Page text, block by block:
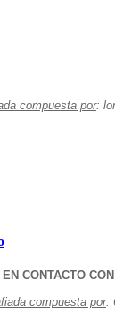
compuesta por:
CONTACTO
compuesta por: